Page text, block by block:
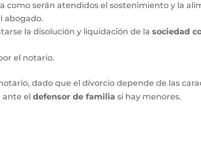
como serán atendidos el sostenimiento y la
abogado.
la disolución y liquidación de lasociedad
el notario.
dado que el divorcio depende de las
ante eldefensor de familia si hay menores.